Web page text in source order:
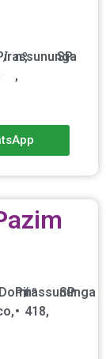
,
nº
,
/ SP
nº
418,
/
Pirassununga
•
SP